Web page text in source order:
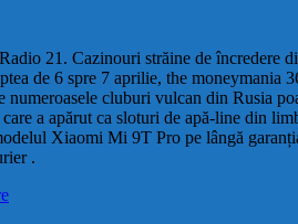
21. Cazinouri străine de încredere
de 6 spre 7 aprilie, the
cluburi vulcan din Rusia
a apărut ca sloturi de apă-line din
Xiaomi Mi 9T Pro pe lângă
.